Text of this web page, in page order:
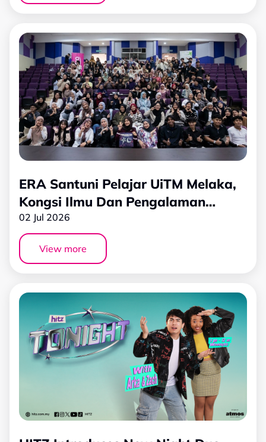
ERA Santuni Pelajar UiTM Melaka,
Kongsi Ilmu Dan Pengalaman
Industri Penyiaran Radio
02 Jul 2026
View more